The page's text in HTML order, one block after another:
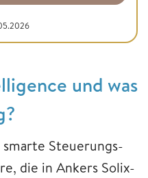
und was
Steuerungs-
die in Ankers Solix-